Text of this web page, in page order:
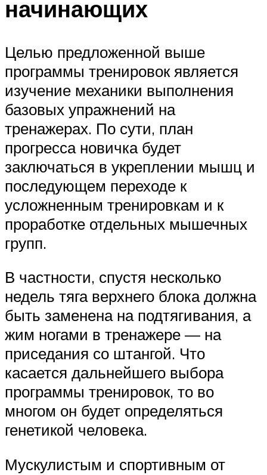
начинающих
Целью предложенной выше
программы тренировок является
изучение механики выполнения
базовых упражнений на
тренажерах. По сути, план
прогресса новичка будет
заключаться в укреплении мышц и
последующем переходе к
усложненным тренировкам и к
проработке отдельных мышечных
групп.
В частности, спустя несколько
недель тяга верхнего блока должна
быть заменена на подтягивания, а
жим ногами в тренажере — на
приседания со штангой. Что
касается дальнейшего выбора
программы тренировок, то во
многом он будет определяться
генетикой человека.
Мускулистым и спортивным от